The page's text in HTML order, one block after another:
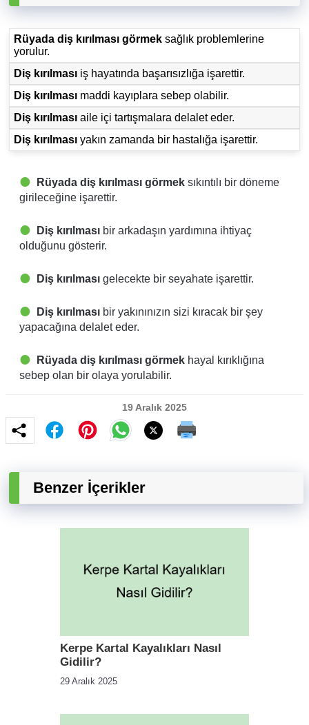
Rüyada diş kırılması görmek sağlık problemlerine
yorulur.
Diş kırılması iş hayatında başarısızlığa işarettir.
Diş kırılması maddi kayıplara sebep olabilir.
Diş kırılması aile içi tartışmalara delalet eder.
Diş kırılması yakın zamanda bir hastalığa işarettir.
Rüyada diş kırılması görmek sıkıntılı bir döneme
girileceğine işarettir.
Diş kırılması bir arkadaşın yardımına ihtiyaç
olduğunu gösterir.
Diş kırılması gelecekte bir seyahate işarettir.
Diş kırılması bir yakınınızın sizi kıracak bir şey
yapacağına delalet eder.
Rüyada diş kırılması görmek hayal kırıklığına
sebep olan bir olaya yorulabilir.
19 Aralık 2025
Benzer İçerikler
Kerpe Kartal Kayalıkları Nasıl
Gidilir?
29 Aralık 2025